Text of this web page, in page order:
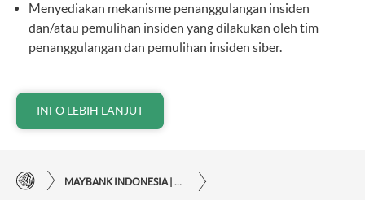
Menyediakan mekanisme penanggulangan insiden
dan/atau pemulihan insiden yang dilakukan oleh tim
penanggulangan dan pemulihan insiden siber.
INFO LEBIH LANJUT